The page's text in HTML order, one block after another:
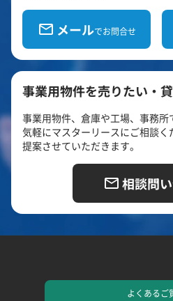
メールでお問合せ
事業用物件を売りたい・
事業用物件、倉庫や工場、事務所
気軽にマスターリースにご相談
提案させていただきます。
相談問
よくあるご